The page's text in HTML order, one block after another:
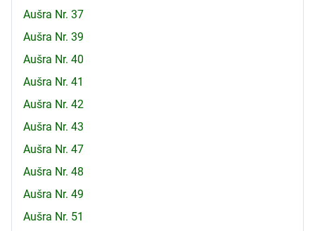
Aušra Nr. 37
Aušra Nr. 39
Aušra Nr. 40
Aušra Nr. 41
Aušra Nr. 42
Aušra Nr. 43
Aušra Nr. 47
Aušra Nr. 48
Aušra Nr. 49
Aušra Nr. 51